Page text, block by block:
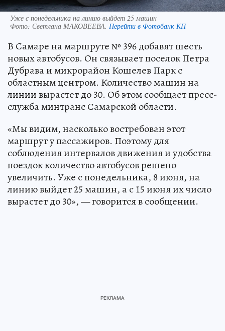
Уже с понедельника на линию выйдет 25 машин
Фото: Светлана МАКОВЕЕВА. Перейти в Фотобанк КП
В Самаре на маршруте № 396 добавят шесть
новых автобусов. Он связывает поселок Петра
Дубрава и микрорайон Кошелев Парк с
областным центром. Количество машин на
линии вырастет до 30. Об этом сообщает пресс-
служба минтранс Самарской области.
«Мы видим, насколько востребован этот
маршрут у пассажиров. Поэтому для
соблюдения интервалов движения и удобства
поездок количество автобусов решено
увеличить. Уже с понедельника, 8 июня, на
линию выйдет 25 машин, а с 15 июня их число
вырастет до 30», — говорится в сообщении.